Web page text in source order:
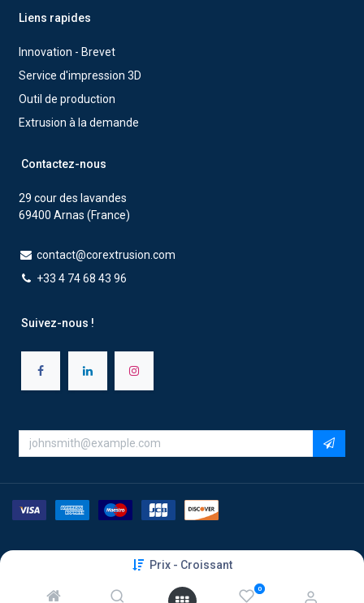
Prix - Croissant
0
Liens rapides
Innovation - Brevet
Service d'impression 3D
Outil de production
Extrusion à la demande
Contactez-nous
29 cour des lavandes
69400 Arnas (France)
contact@corextrusion.com
+33 4 74 68 43 96
Suivez-nous !
Copyright ©2026 Corextrusion - Tous droits réservés